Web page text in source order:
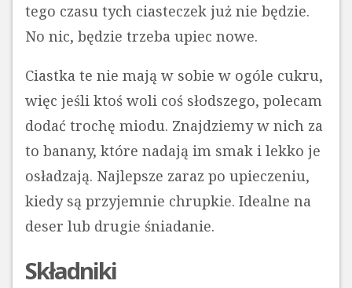
tego czasu tych ciasteczek już nie będzie.
No nic, będzie trzeba upiec nowe.
Ciastka te nie mają w sobie w ogóle cukru,
więc jeśli ktoś woli coś słodszego, polecam
dodać trochę miodu. Znajdziemy w nich za
to banany, które nadają im smak i lekko je
osładzają. Najlepsze zaraz po upieczeniu,
kiedy są przyjemnie chrupkie. Idealne na
deser lub drugie śniadanie.
Składniki